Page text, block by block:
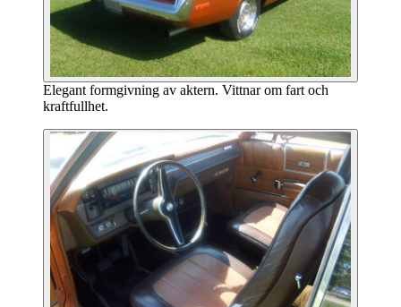
Elegant formgivning av aktern. Vittnar om fart och
kraftfullhet.